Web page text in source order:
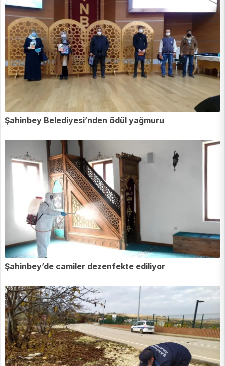
Şahinbey Belediyesi’nden ödül yağmuru
Şahinbey’de camiler dezenfekte ediliyor